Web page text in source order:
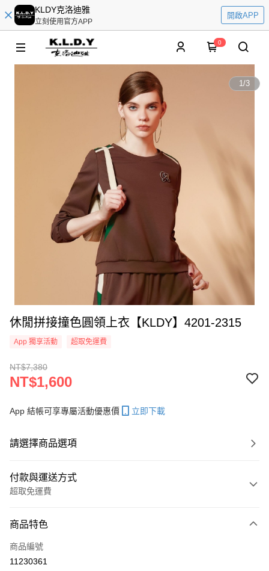
KLDY克洛迪雅
立刻使用官方APP
開啟APP
0
1/3
休閒拼接撞色圓領上衣【KLDY】4201-2315
App 獨享活動 超取免運費
NT$7,380
NT$1,600
App 結帳可享專屬活動優惠價 立即下載
請選擇商品選項
付款與運送方式
超取免運費
信用卡一次付款
超商取貨付款
商品特色
商品編號
11230361